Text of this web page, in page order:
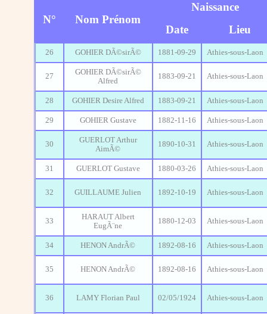
N° Nom Prénom
Naissance
Date
Lieu
26 GOHIER DÃ©sirÃ© 1881-09-29 Athies-sous-Laon
27
GOHIER DÃ©sirÃ©
Alfred
1883-09-21 Athies-sous-Laon
28 GOHIER Desire Alfred 1883-09-21 Athies-sous-Laon
29 GOHIER Gustave 1882-11-16 Athies-sous-Laon
30
GUERLOT Arthur
AimÃ©
1890-10-31 Athies-sous-Laon
31 GUERLOT Gustave 1880-03-26 Athies-sous-Laon
32 GUILLAUME Julien 1892-10-19 Athies-sous-Laon
33
HARAUT Albert
EugÃ¨ne
1880-12-03 Athies-sous-Laon
34 HENON AndrÃ© 1892-08-16 Athies-sous-Laon
35 HENON AndrÃ© 1892-08-16 Athies-sous-Laon
36 LAMY Florian Paul 02/05/1924 Athies-sous-Laon